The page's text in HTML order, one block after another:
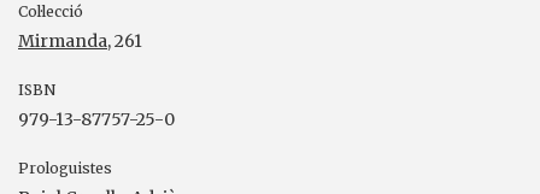
Col·lecció
Mirmanda, 261
ISBN
979-13-87757-25-0
Prologuistes